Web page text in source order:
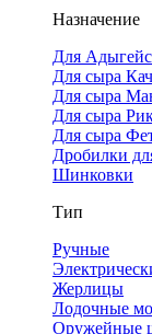
Назначение
Для
Для сыра
Для сыра
Для сыра
Для сыра
Дробилки
Шинковки
Тип
Ручные
Жерлицы
Лодочные
Оружейные